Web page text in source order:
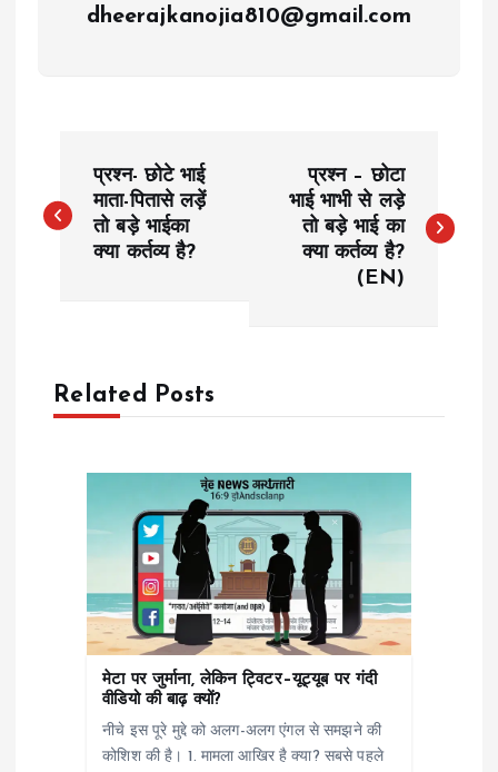
dheerajkanojia810@gmail.com
o
n
a
प्रश्न- छोटे भाई
माता-पितासे लड़ें
तो बड़े भाईका
क्या कर्तव्य है?
प्रश्न – छोटा
भाई भाभी से लड़े
तो बड़े भाई का
क्या कर्तव्य है?
(EN)
Related Posts
मेटा पर जुर्माना, लेकिन ट्विटर–यूट्यूब पर गंदी
वीडियो की बाढ़ क्यों?
नीचे इस पूरे मुद्दे को अलग-अलग एंगल से समझने की
कोशिश की है। 1. मामला आखिर है क्या? सबसे पहले